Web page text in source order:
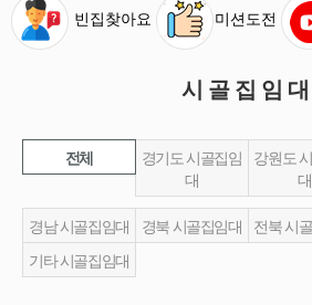
빈집찾아요 미션도전
시골집임대
전체
경기도 시골집임
대
강원도
대
경남 시골집임대
경북 시골집임대 전북 시
기타 시골집임대